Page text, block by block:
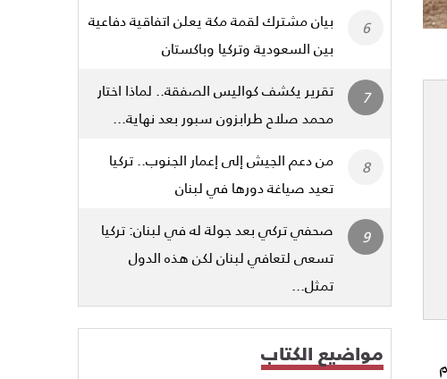
بيان مشترك لقمة مكة يعلن اتفاقية دفاعية
بين السعودية وتركيا وباكستان
تقرير يكشف كواليس الصفقة.. لماذا اختار
محمد صلاح طرابزون سبور بعد نهاية...
من دعم الجيش إلى إعمار الجنوب.. تركيا
تعيد صياغة دورها في لبنان
صحفي تركي بعد جولة له في لبنان: تركيا
تسعى لتعافي لبنان لكن هذه الدول
تمثل...
مواضيع الكتاب